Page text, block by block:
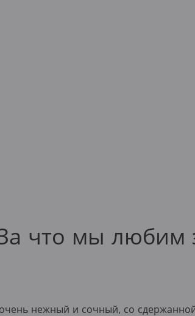
что мы любим
нежный и сочный, со сдержанной